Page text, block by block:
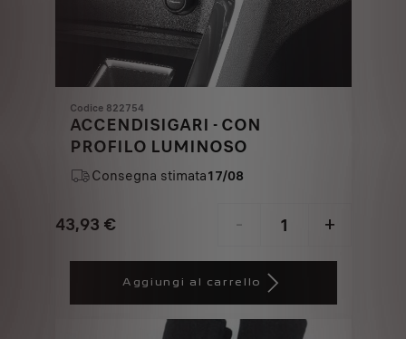
Codice 822754
ACCENDISIGARI - CON
PROFILO LUMINOSO
Consegna stimata17/08
43,93 €
Price
- +
Quantity
Aggiungi al carrello